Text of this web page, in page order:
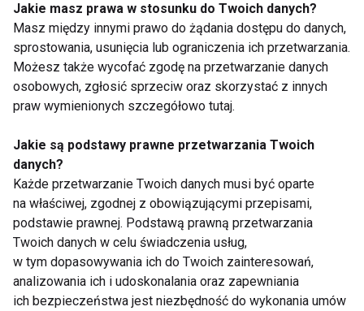
garść rukoli
sól i pieprz
Sposób wykonania:
Jajka ugotuj na półtwardo. Awokado rozgnieć
widelcem i dopraw solą oraz pieprzem. Kromki
pieczywa podpiecz, a następnie posmaruj awokado.
Ułóż na nich rukolę, plastry sera Gouda MSM Mońki
oraz pokrojone jajka. Podawaj od razu jako pożywne
śniadanie lub lekką kolację.
DIETA
Jakie masz prawa w stosunku do Twoich danych?
Masz między innymi prawo do żądania dostępu do danych,
sprostowania, usunięcia lub ograniczenia ich przetwarzania.
Możesz także wycofać zgodę na przetwarzanie danych
osobowych, zgłosić sprzeciw oraz skorzystać z innych
praw wymienionych szczegółowo tutaj.
Jakie są podstawy prawne przetwarzania Twoich
danych?
Każde przetwarzanie Twoich danych musi być oparte
na właściwej, zgodnej z obowiązującymi przepisami,
podstawie prawnej. Podstawą prawną przetwarzania
Twoich danych w celu świadczenia usług,
w tym dopasowywania ich do Twoich zainteresowań,
analizowania ich i udoskonalania oraz zapewniania
ich bezpieczeństwa jest niezbędność do wykonania umów